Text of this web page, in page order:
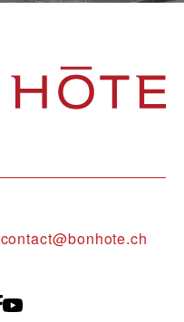
contact@bonhote.ch